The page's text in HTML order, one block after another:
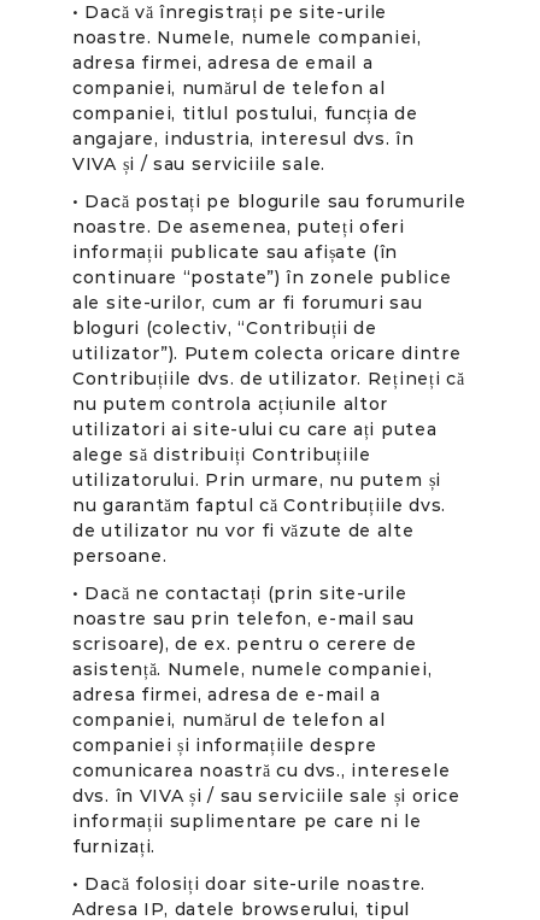
• Dacă vă înregistrați pe site-urile
noastre. Numele, numele companiei,
adresa firmei, adresa de email a
companiei, numărul de telefon al
companiei, titlul postului, funcția de
angajare, industria, interesul dvs. în
VIVA și / sau serviciile sale.
• Dacă postați pe blogurile sau forumurile
noastre. De asemenea, puteți oferi
informații publicate sau afișate (în
continuare “postate”) în zonele publice
ale site-urilor, cum ar fi forumuri sau
bloguri (colectiv, “Contribuții de
utilizator”). Putem colecta oricare dintre
Contribuțiile dvs. de utilizator. Rețineți că
nu putem controla acțiunile altor
utilizatori ai site-ului cu care ați putea
alege să distribuiți Contribuțiile
utilizatorului. Prin urmare, nu putem și
nu garantăm faptul că Contribuțiile dvs.
de utilizator nu vor fi văzute de alte
persoane.
• Dacă ne contactați (prin site-urile
noastre sau prin telefon, e-mail sau
scrisoare), de ex. pentru o cerere de
asistență. Numele, numele companiei,
adresa firmei, adresa de e-mail a
companiei, numărul de telefon al
companiei și informațiile despre
comunicarea noastră cu dvs., interesele
dvs. în VIVA și / sau serviciile sale și orice
informații suplimentare pe care ni le
furnizați.
• Dacă folosiți doar site-urile noastre.
Adresa IP, datele browserului, tipul